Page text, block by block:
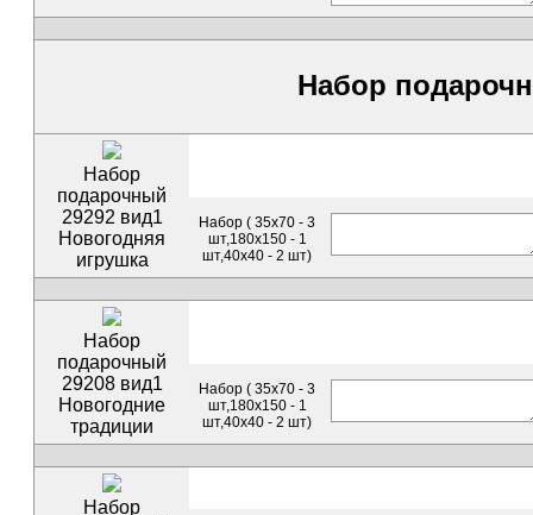
Набор
Набор
подарочный
29292 вид1
Новогодняя
игрушка
Набор ( 35х70 - 3
шт,180х150 - 1
шт,40х40 - 2 шт)
Набор
подарочный
29208 вид1
Новогодние
традиции
Набор ( 35х70 - 3
шт,180х150 - 1
шт,40х40 - 2 шт)
Набор